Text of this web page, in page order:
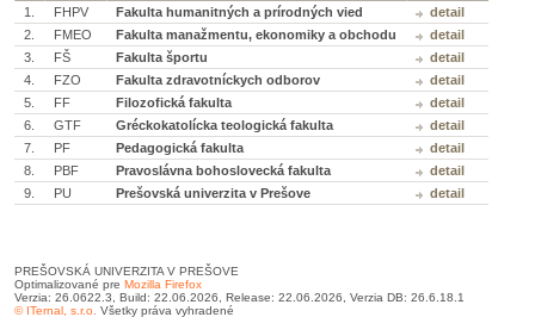
1. FHPV Fakulta humanitných a prírodných vied
detail
2.
FMEO Fakulta manažmentu, ekonomiky a obchodu
detail
3.
FŠ Fakulta športu
detail
4.
FZO Fakulta zdravotníckych odborov
detail
5.
FF Filozofická fakulta
detail
6.
GTF Gréckokatolícka teologická fakulta
detail
7.
PF Pedagogická fakulta
detail
8.
PBF Pravoslávna bohoslovecká fakulta
detail
9.
PU Prešovská univerzita v Prešove detail
PREŠOVSKÁ UNIVERZITA V PREŠOVE
Optimalizované pre Mozilla Firefox
Verzia: 26.0622.3, Build: 22.06.2026, Release: 22.06.2026, Verzia DB: 26.6.18.1
© ITernal, s.r.o. Všetky práva vyhradené